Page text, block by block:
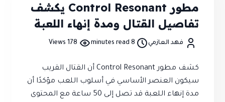
مطور Control Resonant يكشف
تفاصيل القتال ومدة إنهاء اللعبة
فهد العازمي 8 minutes read
178 Views
كشف مطور Control Resonant أن القتال القريب
سيكون العنصر الأساسي في أسلوب اللعب مؤكدًا أن
مدة إنهاء اللعبة قد تصل إلى 50 ساعة مع المحتوى